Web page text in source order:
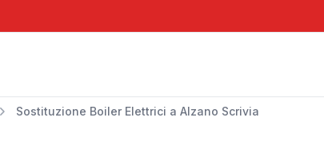
Sostituzione Boiler Elettrici a Alzano Scrivia